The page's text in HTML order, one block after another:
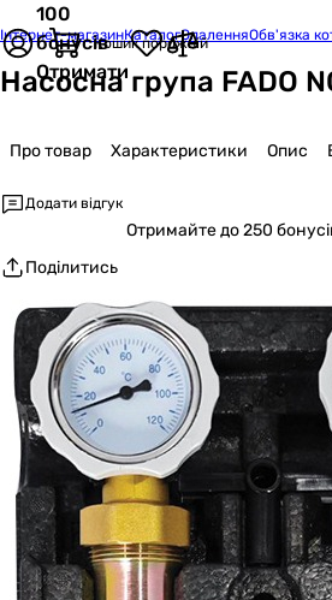
100
бонусів
Отримати
Кошик порожній
Інтернет-магазинКаталогОпаленняОбв'язка
Насосна група FADO
Про товар Характеристики Опис
Додати відгук
Отримайтедо 250
Поділитись